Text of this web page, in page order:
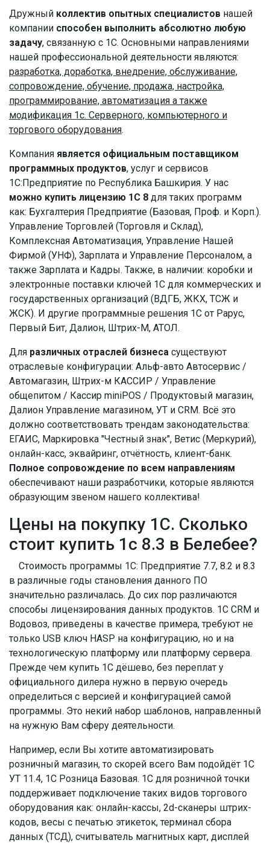
Дружный коллектив опытных специалистов нашей
компании способен выполнить абсолютно любую
задачу, связанную с 1С. Основными направлениями
нашей профессиональной деятельности являются:
разработка, доработка, внедрение, обслуживание,
сопровождение, обучение, продажа, настройка,
программирование, автоматизация а также
модификация 1с. Серверного, компьютерного и
торгового оборудования.
Компания является официальным поставщиком
программных продуктов, услуг и сервисов
1С:Предприятие по Республика Башкирия. У нас
можно купить лицензию 1С 8 для таких программ
как: Бухгалтерия Предприятие (Базовая, Проф. и Корп.).
Управление Торговлей (Торговля и Склад),
Комплексная Автоматизация, Управление Нашей
Фирмой (УНФ), Зарплата и Управление Персоналом, а
также Зарплата и Кадры. Также, в наличии: коробки и
электронные поставки ключей 1С для коммерческих и
государственных организаций (ВДГБ, ЖКХ, ТСЖ и
ЖСК). И другие программные решения 1С от Рарус,
Первый Бит, Далион, Штрих-М, АТОЛ.
Для различных отраслей бизнеса существуют
отраслевые конфигурации: Альф-авто Автосервис /
Автомагазин, Штрих-м КАССИР / Управление
общепитом / Кассир miniPOS / Продуктовый магазин,
Далион Управление магазином, УТ и CRM. Всё это
должно соответствовать трендам законодательства:
ЕГАИС, Маркировка "Честный знак", Ветис (Меркурий),
онлайн-касс, эквайринг, отчётность, клиент-банк.
Полное сопровождение по всем направлениям
обеспечивают наши разработчики, которые являются
образующим звеном нашего коллектива!
Цены на покупку 1С. Сколько
стоит купить 1с 8.3 в Белебее?
Стоимость программы 1С: Предприятие 7.7, 8.2 и 8.3
в различные годы становления данного ПО
значительно различалась. До сих пор различаются
способы лицензирования данных продуктов. 1С CRM и
Водовоз, приведены в качестве примера, требуют не
только USB ключ HASP на конфигурацию, но и на
технологическую платформу или платформу сервера.
Прежде чем купить 1С дёшево, без переплат у
официального дилера нужно в первую очередь
определиться с версией и конфигурацией самой
программы. Это некий набор шаблонов, направленный
на нужную Вам сферу деятельности.
Например, если Вы хотите автоматизировать
розничный магазин, то скорей всего Вам подойдёт 1С
УТ 11.4, 1С Розница Базовая. 1С для розничной точки
поддерживает подключение таких видов торгового
оборудования как: онлайн-кассы, 2d-сканеры штрих-
кодов, весы с печатью этикеток, терминал сбора
данных (ТСД), считыватель магнитных карт, дисплей